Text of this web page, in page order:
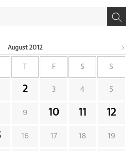
August 2012
F S S
2 3 4 5
9 10 11 12
16 17 18 19